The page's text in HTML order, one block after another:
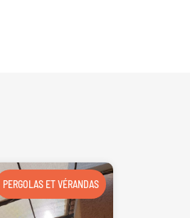
PERGOLAS ET VÉRANDAS